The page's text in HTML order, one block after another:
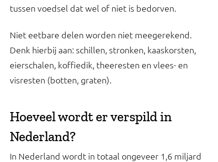
tussen voedsel dat wel of niet is bedorven.
Niet eetbare delen worden niet meegerekend.
Denk hierbij aan: schillen, stronken, kaaskorsten,
eierschalen, koffiedik, theeresten en vlees- en
visresten (botten, graten).
Hoeveel wordt er verspild in
Nederland?
In Nederland wordt in totaal ongeveer 1,6 miljard